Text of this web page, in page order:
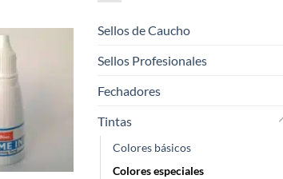
Sellos de Caucho
Sellos Profesionales
Fechadores
Tintas
Colores básicos
Colores especiales